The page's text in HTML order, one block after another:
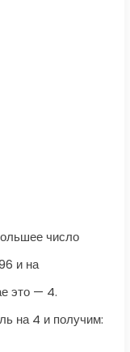
число
и на
это — 4.
на 4 и получим: